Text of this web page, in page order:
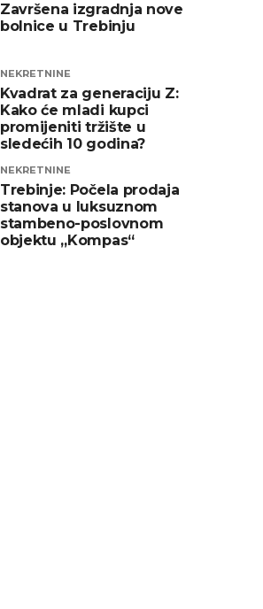
Završena izgradnja nove
bolnice u Trebinju
NEKRETNINE
Kvadrat za generaciju Z:
Kako će mladi kupci
promijeniti tržište u
sledećih 10 godina?
NEKRETNINE
Trebinje: Počela prodaja
stanova u luksuznom
stambeno-poslovnom
objektu „Kompas“